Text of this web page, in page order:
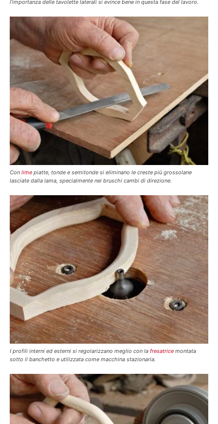
l’importanza delle tavolette laterali si evince bene in questa fase del lavoro.
Con lime piatte, tonde e semitonde si eliminano le creste più grossolane
lasciate dalla lama, specialmente nei bruschi cambi di direzione.
I profili interni ed esterni si regolarizzano meglio con la fresatrice montata
sotto il banchetto e utilizzata come macchina stazionaria.